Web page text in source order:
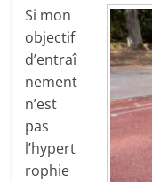
Si mon
objectif
d’entraî
nement
n’est
pas
l’hypert
rophie